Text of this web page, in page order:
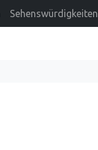
Sehenswürdigkeiten